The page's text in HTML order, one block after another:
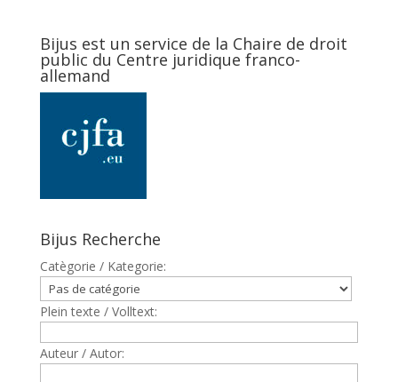
Bijus est un service de la Chaire de droit
public du Centre juridique franco-
allemand
Bijus Recherche
Catègorie / Kategorie:
Plein texte / Volltext:
Auteur / Autor: